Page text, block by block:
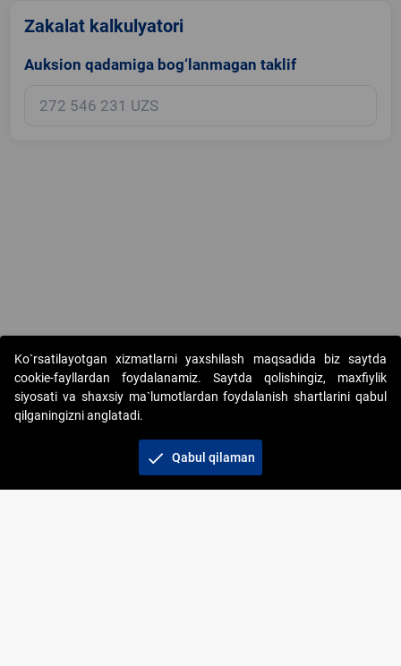
Zakalat kalkulyatori
Auksion qadamiga bog‘lanmagan taklif
Copyright © 2017-2026. "Elektron onlayn-auksionlarni tashkil etish"
AJ. Barcha huquqlar himoyalangan
+998 71 202-21-11
Ko`rsatilayotgan xizmatlarni yaxshilash maqsadida biz saytda
cookie-fayllardan foydalanamiz. Saytda qolishingiz, maxfiylik
siyosati va shaxsiy ma`lumotlardan foydalanish shartlarini qabul
qilganingizni anglatadi.
check Qabul qilaman